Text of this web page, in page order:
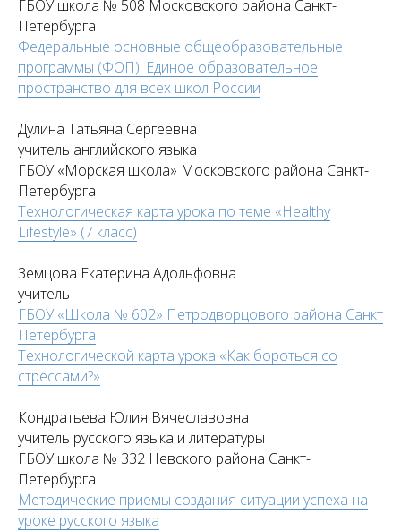
ГБОУ школа № 508 Московского района Санкт-
Петербурга
Федеральные основные общеобразовательные
программы (ФОП): Единое образовательное
пространство для всех школ России
Дулина Татьяна Сергеевна
учитель английского языка
ГБОУ «Морская школа» Московского района Санкт-
Петербурга
Технологическая карта урока по теме «Healthy
Lifestyle» (7 класс)
Земцова Екатерина Адольфовна
учитель
ГБОУ «Школа № 602» Петродворцового района Санкт
Петербурга
Технологической карта урока «Как бороться со
стрессами?»
Кондратьева Юлия Вячеславовна
учитель русского языка и литературы
ГБОУ школа № 332 Невского района Санкт-
Петербурга
Методические приемы создания ситуации успеха на
уроке русского языка